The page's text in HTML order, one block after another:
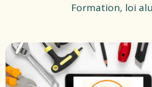
Formation, loi